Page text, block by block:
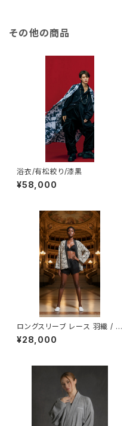
その他の商品
浴衣/有松絞り/漆黒
¥58,000
ロングスリーブ レース 羽織 / ブ
ラックホワイト
¥28,000